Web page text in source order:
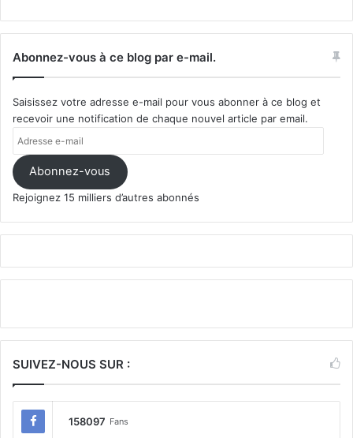
Abonnez-vous à ce blog par e-mail.
Saisissez votre adresse e-mail pour vous abonner à ce blog et
recevoir une notification de chaque nouvel article par email.
mail Abonnez-vous
Rejoignez 15 milliers d’autres abonnés
SUIVEZ-NOUS SUR :
158097 Fans